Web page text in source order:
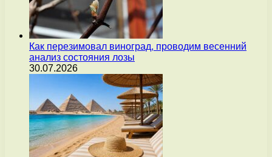
Как перезимовал виноград, проводим весенний
анализ состояния лозы
30.07.2026